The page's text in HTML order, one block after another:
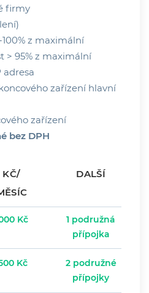
firmy
z maximální
> 95% z maximální
adresa
zařízení hlavní
zařízení
bez DPH
KČ/
DALŠÍ
Kč
1 podružná
přípojka
Kč
2 podružné
přípojky